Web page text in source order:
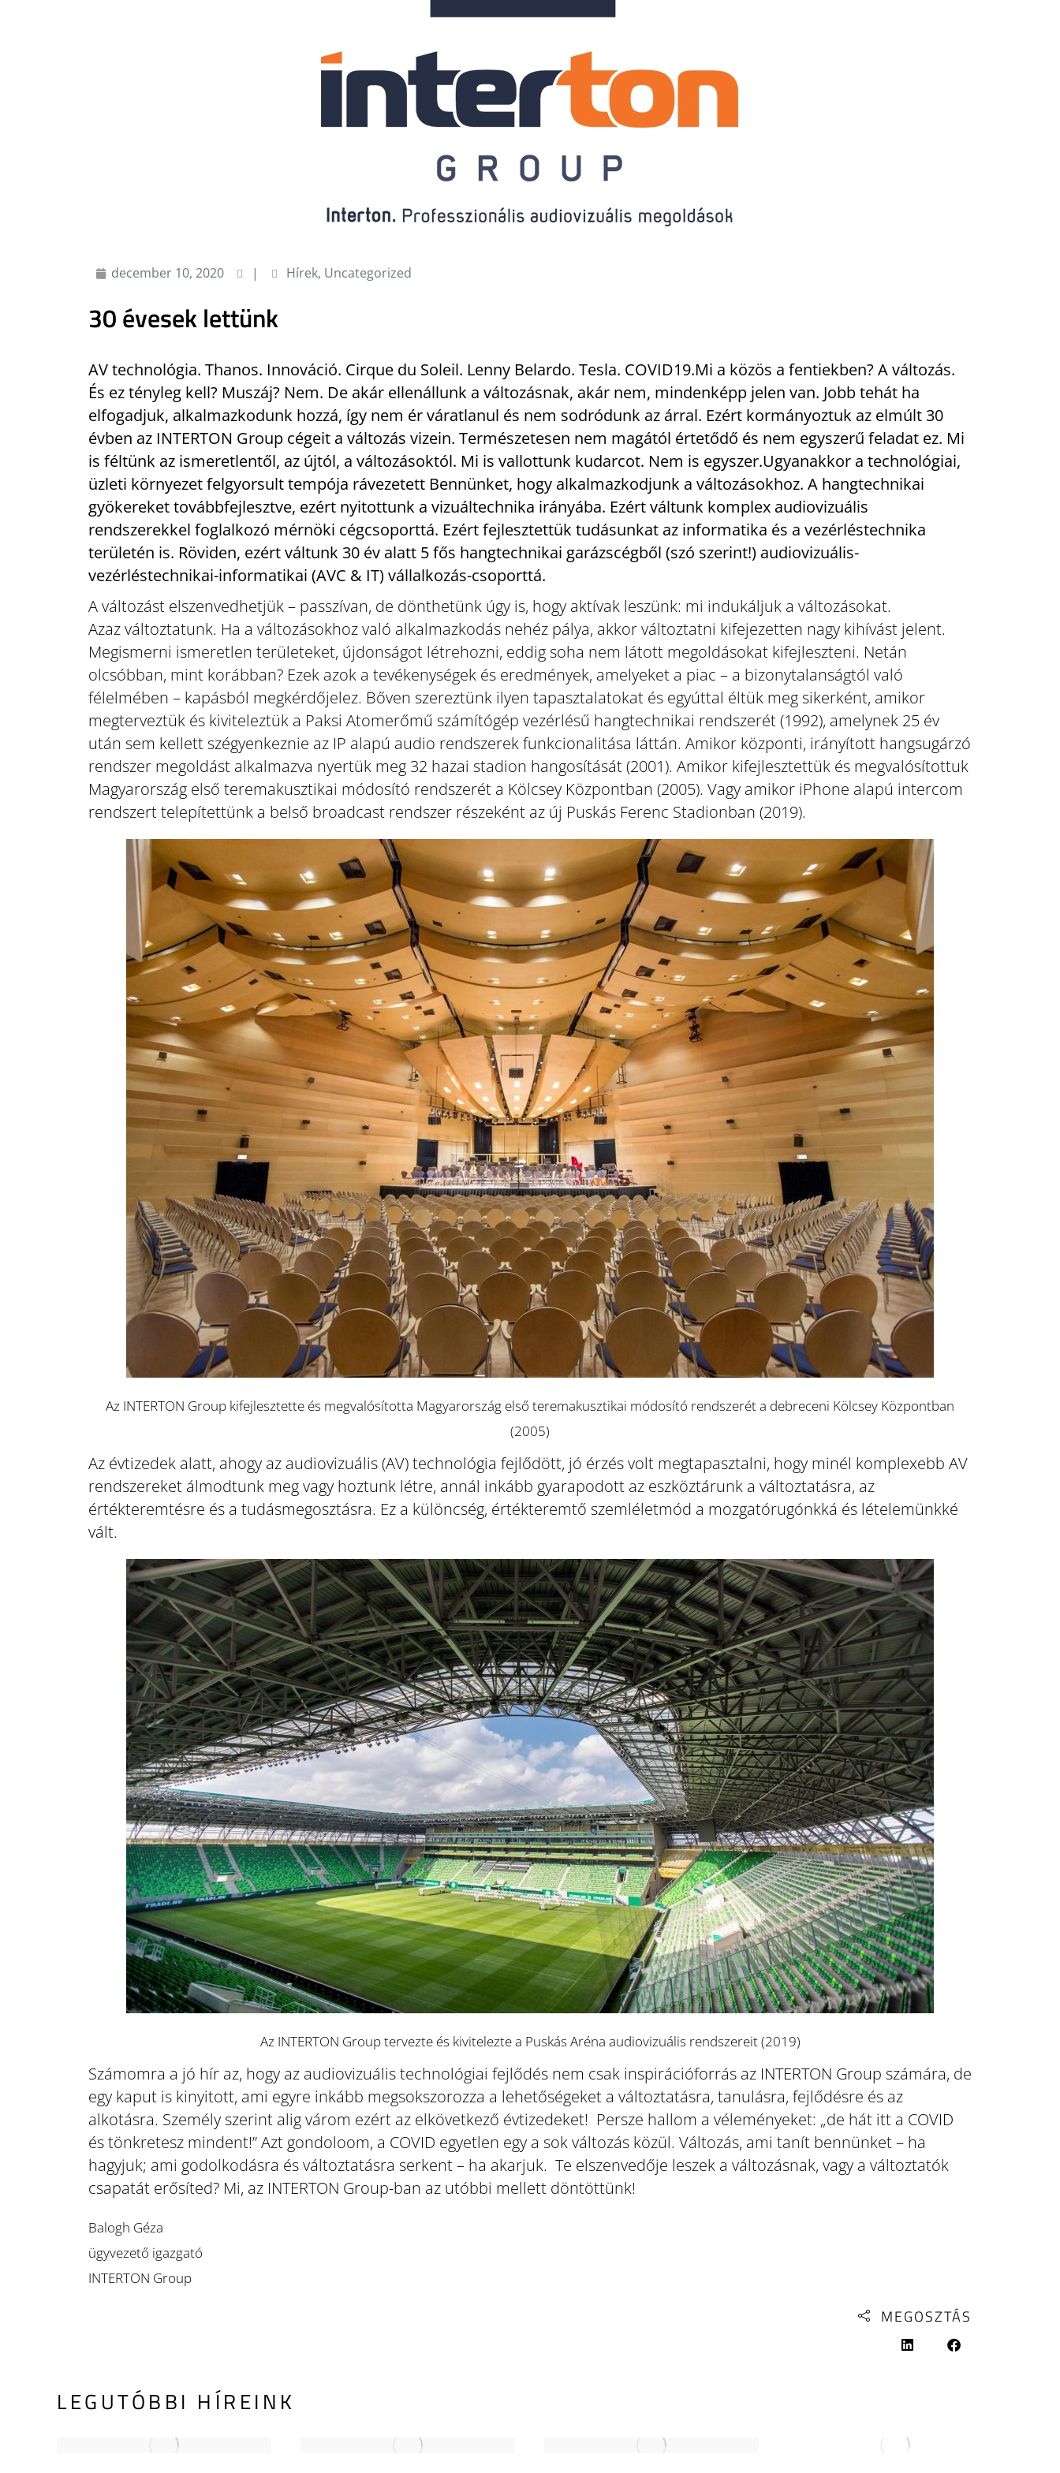
december 10, 2020 | Hírek, Uncategorized
30 évesek lettünk
AV technológia. Thanos. Innováció. Cirque du Soleil. Lenny Belardo. Tesla. COVID19.Mi a közös a fentiekben? A változás.
És ez tényleg kell? Muszáj? Nem. De akár ellenállunk a változásnak, akár nem, mindenképp jelen van. Jobb tehát ha
elfogadjuk, alkalmazkodunk hozzá, így nem ér váratlanul és nem sodródunk az árral. Ezért kormányoztuk az elmúlt 30
évben az INTERTON Group cégeit a változás vizein. Természetesen nem magától értetődő és nem egyszerű feladat ez. Mi
is féltünk az ismeretlentől, az újtól, a változásoktól. Mi is vallottunk kudarcot. Nem is egyszer.Ugyanakkor a technológiai,
üzleti környezet felgyorsult tempója rávezetett Bennünket, hogy alkalmazkodjunk a változásokhoz. A hangtechnikai
gyökereket továbbfejlesztve, ezért nyitottunk a vizuáltechnika irányába. Ezért váltunk komplex audiovizuális
rendszerekkel foglalkozó mérnöki cégcsoporttá. Ezért fejlesztettük tudásunkat az informatika és a vezérléstechnika
területén is. Röviden, ezért váltunk 30 év alatt 5 fős hangtechnikai garázscégből (szó szerint!) audiovizuális-
vezérléstechnikai-informatikai (AVC & IT) vállalkozás-csoporttá.
A változást elszenvedhetjük – passzívan, de dönthetünk úgy is, hogy aktívak leszünk: mi indukáljuk a változásokat.
Azaz változtatunk. Ha a változásokhoz való alkalmazkodás nehéz pálya, akkor változtatni kifejezetten nagy kihívást jelent.
Megismerni ismeretlen területeket, újdonságot létrehozni, eddig soha nem látott megoldásokat kifejleszteni. Netán
olcsóbban, mint korábban? Ezek azok a tevékenységek és eredmények, amelyeket a piac – a bizonytalanságtól való
félelmében – kapásból megkérdőjelez. Bőven szereztünk ilyen tapasztalatokat és egyúttal éltük meg sikerként, amikor
megterveztük és kiviteleztük a Paksi Atomerőmű számítógép vezérlésű hangtechnikai rendszerét (1992), amelynek 25 év
után sem kellett szégyenkeznie az IP alapú audio rendszerek funkcionalitása láttán. Amikor központi, irányított hangsugárzó
rendszer megoldást alkalmazva nyertük meg 32 hazai stadion hangosítását (2001). Amikor kifejlesztettük és megvalósítottuk
Magyarország első teremakusztikai módosító rendszerét a Kölcsey Központban (2005). Vagy amikor iPhone alapú intercom
rendszert telepítettünk a belső broadcast rendszer részeként az új Puskás Ferenc Stadionban (2019).
Az INTERTON Group kifejlesztette és megvalósította Magyarország első teremakusztikai módosító rendszerét a debreceni Kölcsey Központban
(2005)
Az évtizedek alatt, ahogy az audiovizuális (AV) technológia fejlődött, jó érzés volt megtapasztalni, hogy minél komplexebb AV
rendszereket álmodtunk meg vagy hoztunk létre, annál inkább gyarapodott az eszköztárunk a változtatásra, az
értékteremtésre és a tudásmegosztásra. Ez a különcség, értékteremtő szemléletmód a mozgatórugónkká és lételemünkké
vált.
Az INTERTON Group tervezte és kivitelezte a Puskás Aréna audiovizuális rendszereit (2019)
Számomra a jó hír az, hogy az audiovizuális technológiai fejlődés nem csak inspirációforrás az INTERTON Group számára, de
egy kaput is kinyitott, ami egyre inkább megsokszorozza a lehetőségeket a változtatásra, tanulásra, fejlődésre és az
alkotásra. Személy szerint alig várom ezért az elkövetkező évtizedeket! Persze hallom a véleményeket: „de hát itt a COVID
és tönkretesz mindent!” Azt gondoloom, a COVID egyetlen egy a sok változás közül. Változás, ami tanít bennünket – ha
hagyjuk; ami godolkodásra és változtatásra serkent – ha akarjuk. Te elszenvedője leszek a változásnak, vagy a változtatók
csapatát erősíted? Mi, az INTERTON Group-ban az utóbbi mellett döntöttünk!
Balogh Géza
ügyvezető igazgató
INTERTON Group
MEGOSZTÁS
LEGUTÓBBI HÍREINK